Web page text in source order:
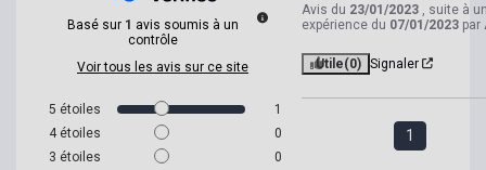
Basé sur 1 avis soumis à un
contrôle
Voir tous les avis sur ce site
5 étoiles
1
4 étoiles
0
3 étoiles
0
Avis du 23/01/2023 , suite à
expérience du 07/01/2023 par
Utile(0) Signaler
1